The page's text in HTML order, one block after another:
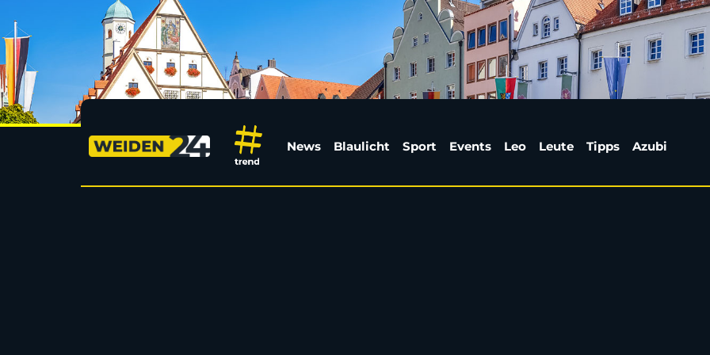
Sport aus Weiden | Weiden24 | Weiden24
News Blaulicht Sport Events Leo Leute Tipps Azubi